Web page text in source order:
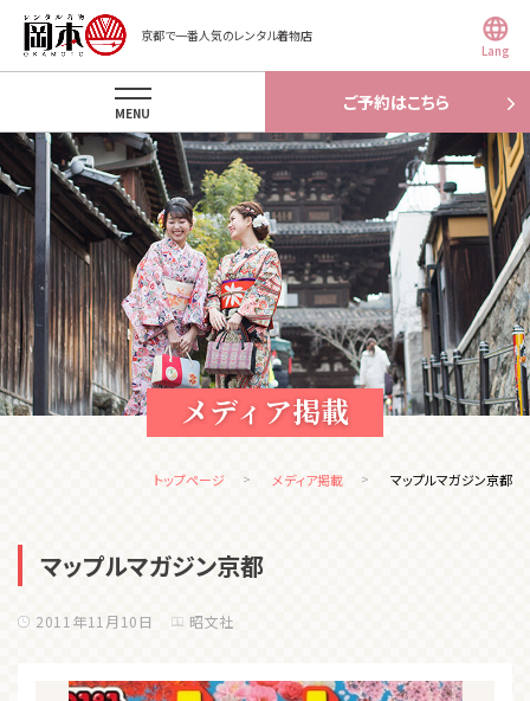
京都で一番人気のレンタル着物店
Lang
ご予約はこちら
MENU
メディア掲載
トップページ メディア掲載 マップルマガジン京都
マップルマガジン京都
2011年11月10日 昭文社